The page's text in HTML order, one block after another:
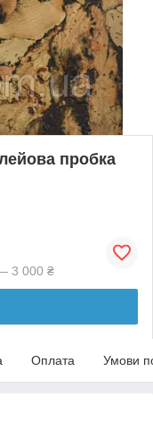
пробка
3 000 ₴
Оплата Умови